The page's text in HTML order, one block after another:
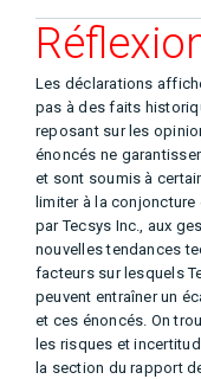
Les déclarations
pas à des faits
reposant sur les
énoncés ne
et sont soumis à
limiter à la
par Tecsys Inc., aux
nouvelles tendances
facteurs sur lesquels
peuvent entraîner un
et ces énoncés. On
les risques et
la section du rapport